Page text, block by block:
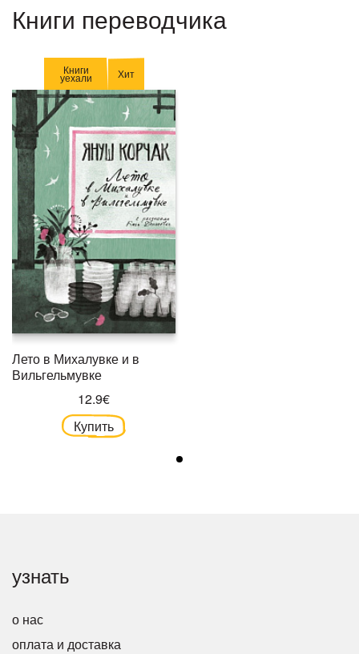
Книги переводчика
Книги
уехали Хит
Лето в Михалувке и в
Вильгельмувке
12.9€
Купить
узнать
о нас
оплата и доставка